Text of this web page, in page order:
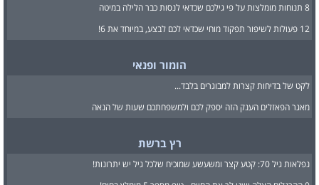
8 תנוחות מומלצות על פי גילכם שכדאי לנסות כבר הלילה במיטה
12 פעולות לשיפור תפקוד מוחי שכדאי לכם לבצע, במיוחד את 6!
הומור ופנאי
לקט של בדיחות קצרות למבוגרים בלבד...
מאגר הפאזלים הענק הזה יספק לכם ולמשפחתכם שעות של הנאה
רץ ברשת
נפלאות גיל 70: קטע קצר ומשעשע שמוכיח שלכל גיל יש יתרונות!